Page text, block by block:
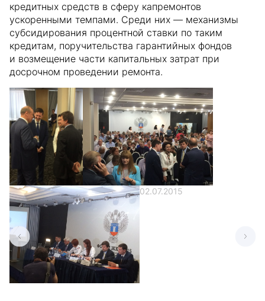
кредитных средств в сферу капремонтов
ускоренными темпами. Среди них — механизмы
субсидирования процентной ставки по таким
кредитам, поручительства гарантийных фондов
и возмещение части капитальных затрат при
досрочном проведении ремонта.
02.07.2015